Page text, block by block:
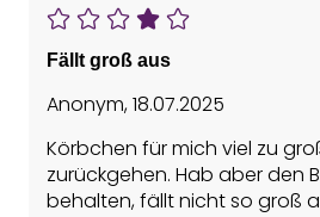
Fällt groß aus
Anonym,18.07.2025
Körbchen für mich viel zu
zurückgehen. Hab aber den
behalten, fällt nicht so groß